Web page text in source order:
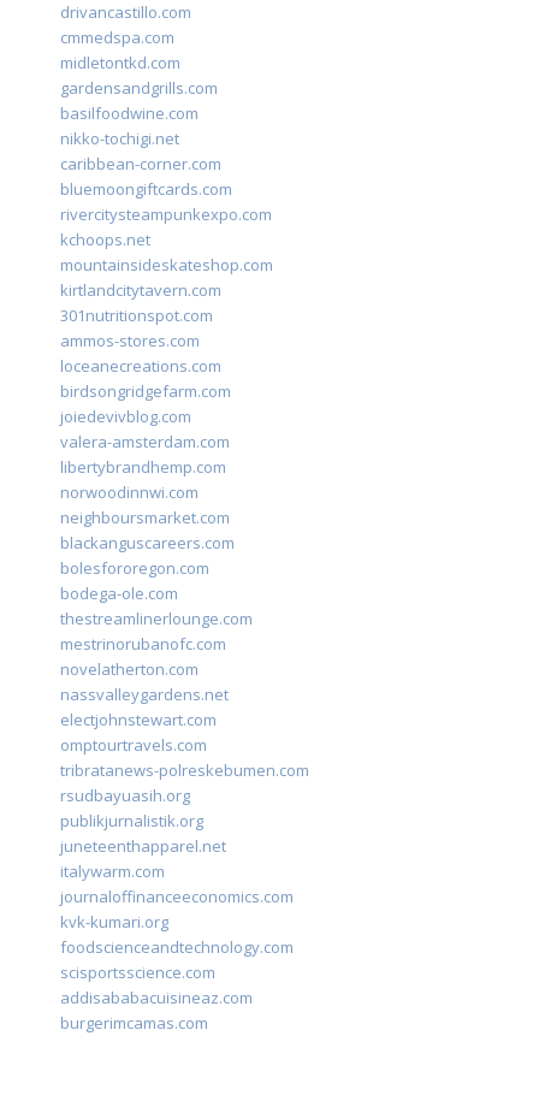
drivancastillo.com
cmmedspa.com
midletontkd.com
gardensandgrills.com
basilfoodwine.com
nikko-tochigi.net
caribbean-corner.com
bluemoongiftcards.com
rivercitysteampunkexpo.com
kchoops.net
mountainsideskateshop.com
kirtlandcitytavern.com
301nutritionspot.com
ammos-stores.com
loceanecreations.com
birdsongridgefarm.com
joiedevivblog.com
valera-amsterdam.com
libertybrandhemp.com
norwoodinnwi.com
neighboursmarket.com
blackanguscareers.com
bolesfororegon.com
bodega-ole.com
thestreamlinerlounge.com
mestrinorubanofc.com
novelatherton.com
nassvalleygardens.net
electjohnstewart.com
omptourtravels.com
tribratanews-polreskebumen.com
rsudbayuasih.org
publikjurnalistik.org
juneteenthapparel.net
italywarm.com
journaloffinanceeconomics.com
kvk-kumari.org
foodscienceandtechnology.com
scisportsscience.com
addisababacuisineaz.com
burgerimcamas.com